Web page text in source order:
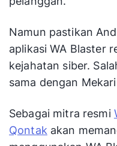
modern karena
pesan massal
meningkatkan
pelanggan.
Namun pastikan
aplikasi WA Blaster